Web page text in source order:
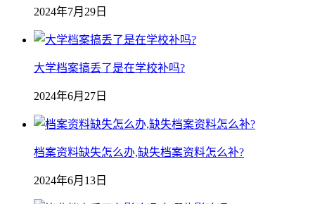
2024年7月29日
大学档案搞丢了是在学校补吗?
2024年6月27日
档案资料缺失怎么办,缺失档案资料怎么补?
2024年6月13日